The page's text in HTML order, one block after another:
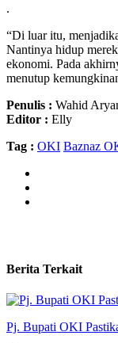
.
“Di luar itu,
Nantinya hidup
ekonomi. Pada
menutup
Penulis : Wahid
Editor : Elly
Tag : OKI Baznaz
Berita Terkait
Pj. Bupati OKI